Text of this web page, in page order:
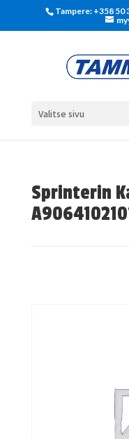
Tampere: +358 50
Valitse sivu
Sprinterin